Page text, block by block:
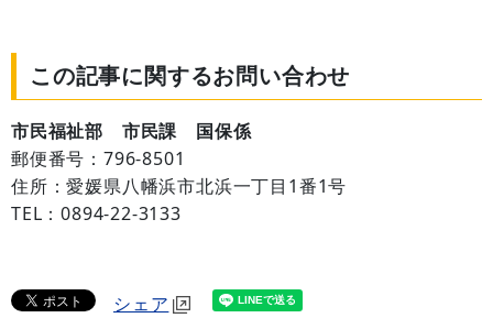
この記事に関するお問い合わせ
市民福祉部 市民課 国保係
郵便番号：796-8501
住所：愛媛県八幡浜市北浜一丁目1番1号
TEL：0894-22-3133
シェア